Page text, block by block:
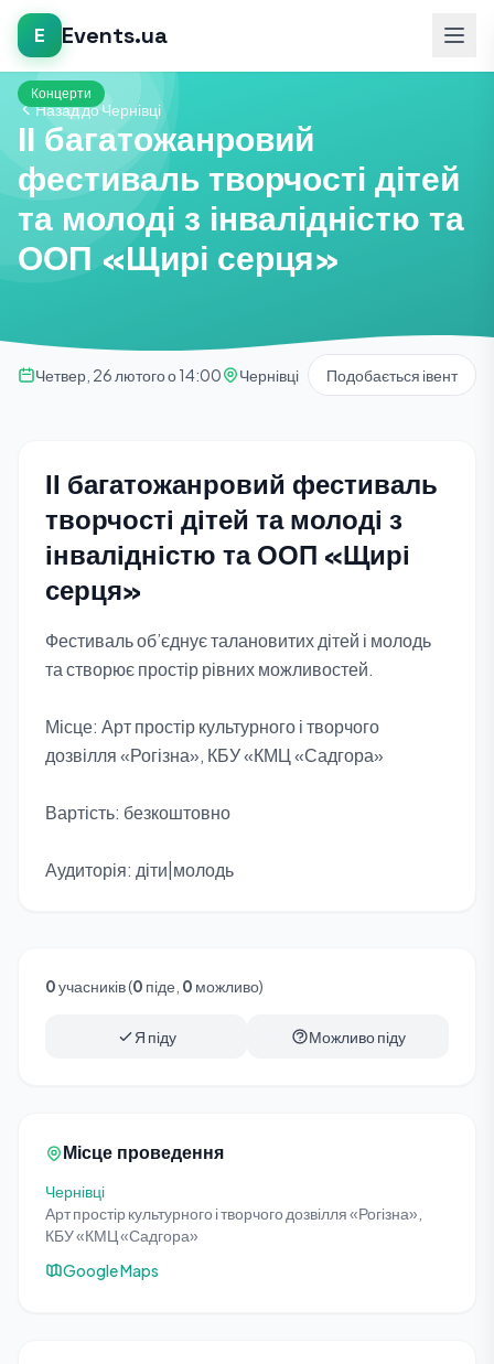
E Events.ua
Назад до Чернівці
Концерти
ІІ багатожанровий
фестиваль творчості дітей
та молоді з інвалідністю та
ООП «Щирі серця»
Четвер, 26 лютого о 14:00 Чернівці Подобається івент
ІІ багатожанровий фестиваль
творчості дітей та молоді з
інвалідністю та ООП «Щирі
серця»
Фестиваль об’єднує талановитих дітей і молодь
та створює простір рівних можливостей.
Місце: Арт простір культурного і творчого
дозвілля «Рогізна», КБУ «КМЦ «Садгора»
Вартість: безкоштовно
Аудиторія: діти|молодь
0учасників (0 піде, 0 можливо)
Я піду Можливо піду
Місце проведення
Чернівці
Арт простір культурного і творчого дозвілля «Рогізна»,
КБУ «КМЦ «Садгора»
Google Maps